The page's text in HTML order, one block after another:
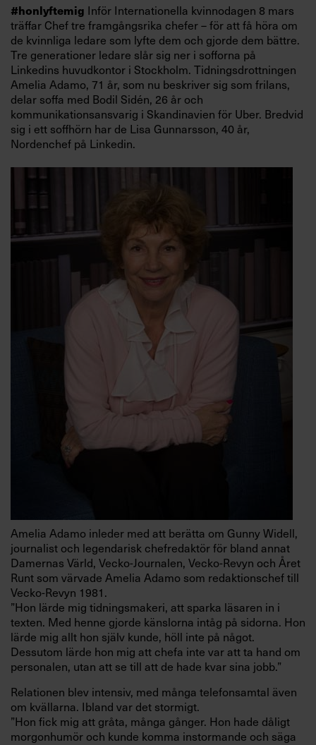
#honlyftemig Inför Internationella kvinnodagen 8 mars
träffar Chef tre framgångsrika chefer – för att få höra om
de kvinnliga ledare som lyfte dem och gjorde dem bättre.
Tre generationer ledare slår sig ner i sofforna på
Linkedins huvudkontor i Stockholm. Tidningsdrottningen
Amelia Adamo, 71 år, som nu beskriver sig som frilans,
delar soffa med Bodil Sidén, 26 år och
kommunikationsansvarig i Skandinavien för Uber. Bredvid
sig i ett soffhörn har de Lisa Gunnarsson, 40 år,
Nordenchef på Linkedin.
Amelia Adamo inleder med att berätta om Gunny Widell,
journalist och legendarisk chefredaktör för bland annat
Damernas Värld, Vecko-Journalen, Vecko-Revyn och Året
Runt som värvade Amelia Adamo som redaktionschef till
Vecko-Revyn 1981.
”Hon lärde mig tidningsmakeri, att sparka läsaren in i
texten. Med henne gjorde känslorna intåg på sidorna. Hon
lärde mig allt hon själv kunde, höll inte på något.
Dessutom lärde hon mig att chefa inte var att ta hand om
personalen, utan att se till att de hade kvar sina jobb.”
Relationen blev intensiv, med många telefonsamtal även
om kvällarna. Ibland var det stormigt.
”Hon fick mig att gråta, många gånger. Hon hade dåligt
morgonhumör och kunde komma instormande och säga